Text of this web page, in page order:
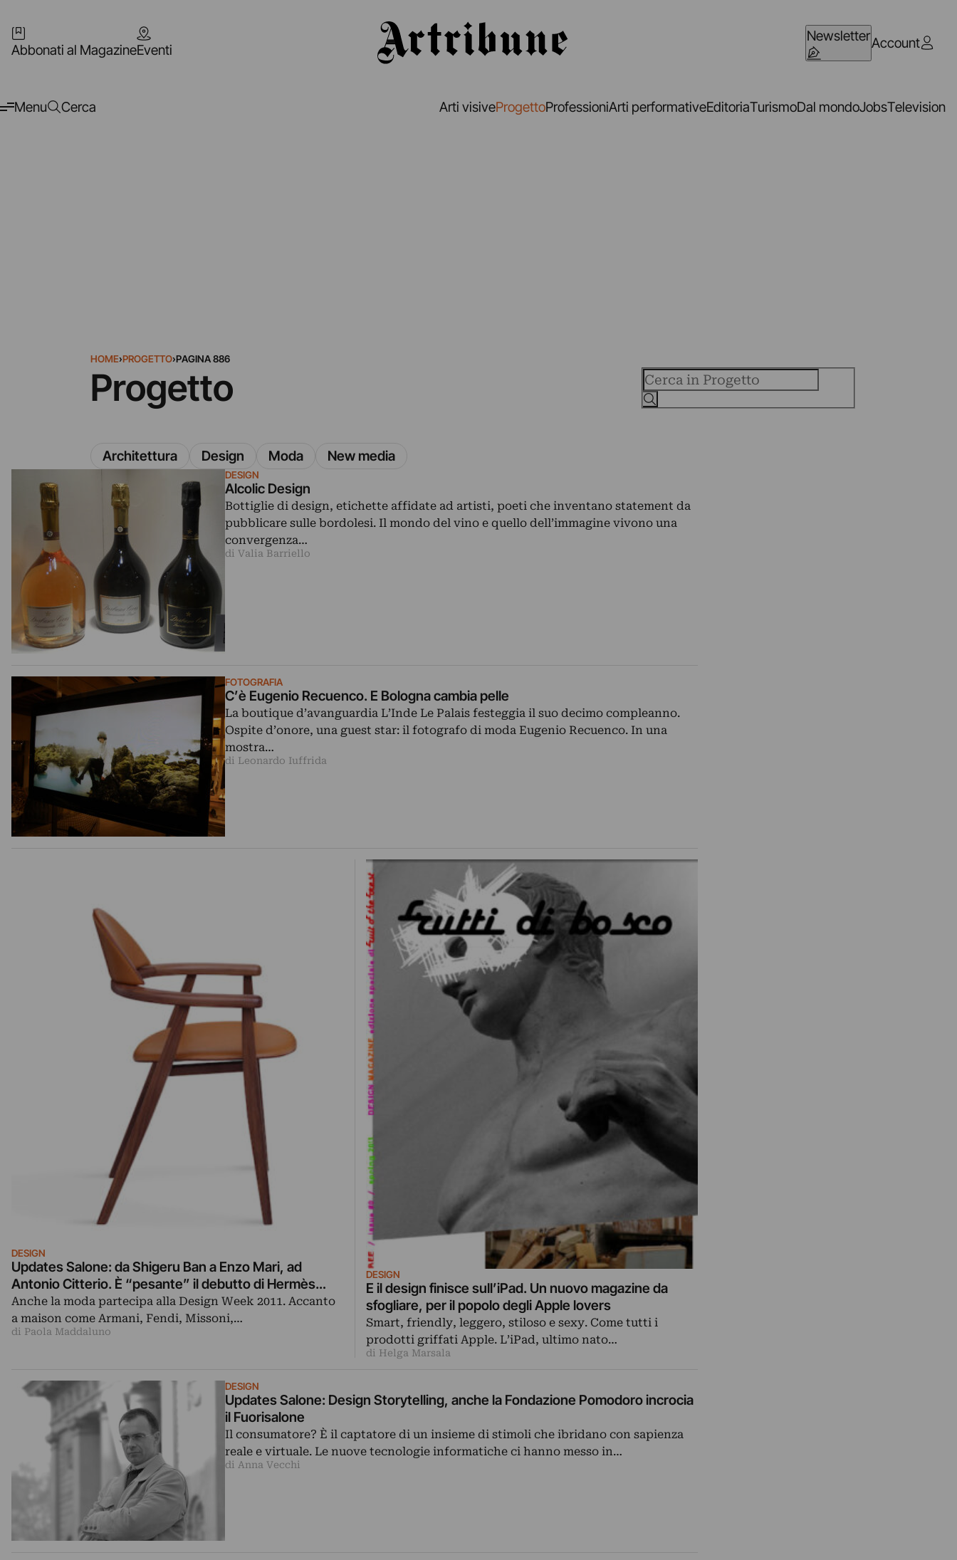
Abbonati al MagazineEventi
NewsletterAccount
Menu Cerca Arti visiveProgettoProfessioniArti performativeEditoriaTurismoDal mondoJobsTelevision
HOME›PROGETTO›PAGINA 886
Progetto
Architettura Design Moda New media
DESIGN
Alcolic Design
Bottiglie di design, etichette affidate ad artisti, poeti che inventano statement da
pubblicare sulle bordolesi. Il mondo del vino e quello dell’immagine vivono una
convergenza…
di Valia Barriello
FOTOGRAFIA
C’è Eugenio Recuenco. E Bologna cambia pelle
La boutique d’avanguardia L’Inde Le Palais festeggia il suo decimo compleanno.
Ospite d’onore, una guest star: il fotografo di moda Eugenio Recuenco. In una
mostra…
di Leonardo Iuffrida
DESIGN
Updates Salone: da Shigeru Ban a Enzo Mari, ad
Antonio Citterio. È “pesante” il debutto di Hermès…
Anche la moda partecipa alla Design Week 2011. Accanto
a maison come Armani, Fendi, Missoni,…
di Paola Maddaluno
DESIGN
E il design finisce sull’iPad. Un nuovo magazine da
sfogliare, per il popolo degli Apple lovers
Smart, friendly, leggero, stiloso e sexy. Come tutti i
prodotti griffati Apple. L’iPad, ultimo nato…
di Helga Marsala
DESIGN
Updates Salone: Design Storytelling, anche la Fondazione Pomodoro incrocia
il Fuorisalone
Il consumatore? È il captatore di un insieme di stimoli che ibridano con sapienza
reale e virtuale. Le nuove tecnologie informatiche ci hanno messo in…
di Anna Vecchi